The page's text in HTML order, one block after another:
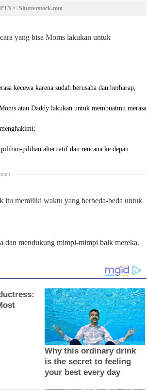
© Shutterstock.com
yang bisa Moms lakukan untuk
kecewa karena sudah berusaha dan berharap;
atau Daddy lakukan untuk membuatmu merasa
pilihan alternatif dan rencana ke depan.
itu memiliki waktu yang berbeda-beda untuk
dan mendukung mimpi-mimpi baik mereka.